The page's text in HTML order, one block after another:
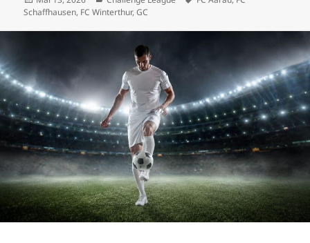
am
Schaffhausen, FC Winterthur,GC